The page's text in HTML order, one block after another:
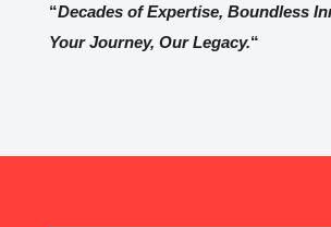
“Decades of Expertise, Boundless
Your Journey, Our Legacy.“